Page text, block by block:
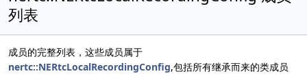
列表
成员的完整列表，这些成员属于
nertc::NERtcLocalRecordingConfig,包括所有继承而来的类成员